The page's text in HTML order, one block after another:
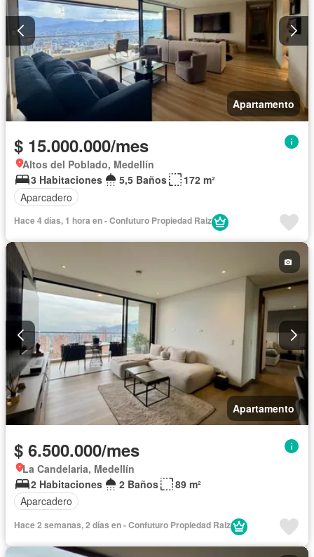
Apartamento
$ 15.000.000/mes
Altos del Poblado, Medellín
3 Habitaciones
5,5 Baños
172 m²
Aparcadero
Hace 4 días, 1 hora en - Confuturo Propiedad Raiz
Apartamento
$ 6.500.000/mes
La Candelaria, Medellín
2 Habitaciones
2 Baños
89 m²
Aparcadero
Hace 2 semanas, 2 días en - Confuturo Propiedad Raiz